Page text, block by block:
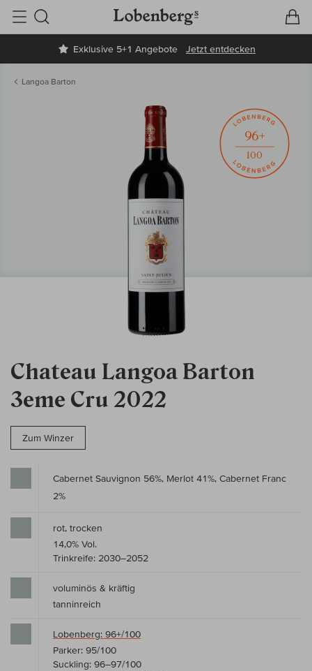
Exklusive 5+1 Angebote Jetzt entdecken
Suche
Langoa Barton
Chateau Langoa Barton
3eme Cru 2022
Zum Winzer
96+
100
Cabernet Sauvignon 56%, Merlot 41%, Cabernet Franc
2%
rot, trocken
14,0% Vol.
Trinkreife: 2030–2052
voluminös & kräftig
tanninreich
Lobenberg: 96+/100
Parker: 95/100
Suckling: 96–97/100